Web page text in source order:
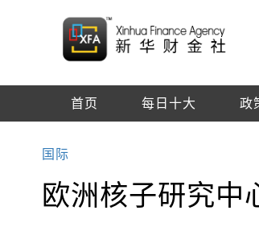
首页 每日十大 政
国际
欧洲核子研究中